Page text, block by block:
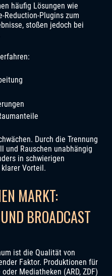
häufig Lösungen wie
Reduction-Plugins zum
stoßen jedoch bei
Durch die Trennung
und Rauschen unabhängig
in schwierigen
Vorteil.
MARKT:
BROADCAST
ist die Qualität von
Faktor. Produktionen für
Mediatheken (ARD, ZDF)